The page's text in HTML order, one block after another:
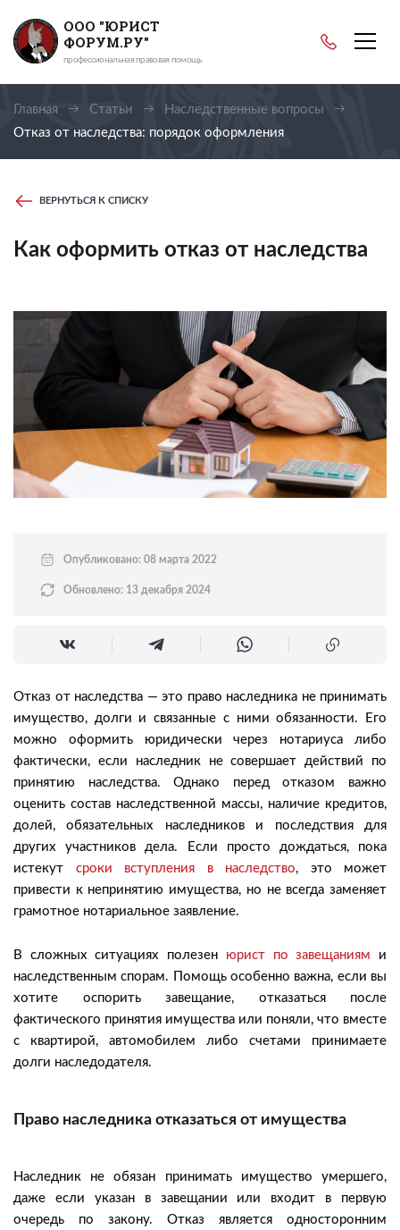
ООО "ЮРИСТ
ФОРУМ.РУ"
профессиональная правовая помощь
Главная Статьи
Наследственные вопросы
Отказ от наследства: порядок оформления
ВЕРНУТЬСЯ К СПИСКУ
Как оформить отказ от наследства
Опубликовано: 08 марта 2022
Обновлено: 13 декабря 2024
Отказ от наследства — это право наследника не принимать
имущество, долги и связанные с ними обязанности. Его
можно оформить юридически через нотариуса либо
фактически, если наследник не совершает действий по
принятию наследства. Однако перед отказом важно
оценить состав наследственной массы, наличие кредитов,
долей, обязательных наследников и последствия для
других участников дела. Если просто дождаться, пока
истекут сроки вступления в наследство, это может
привести к непринятию имущества, но не всегда заменяет
грамотное нотариальное заявление.
В сложных ситуациях полезен юрист по завещаниям и
наследственным спорам. Помощь особенно важна, если вы
хотите оспорить завещание, отказаться после
фактического принятия имущества или поняли, что вместе
с квартирой, автомобилем либо счетами принимаете
долги наследодателя.
Право наследника отказаться от имущества
Наследник не обязан принимать имущество умершего,
даже если указан в завещании или входит в первую
очередь по закону. Отказ является односторонним